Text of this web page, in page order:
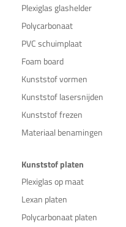
Plexiglas glashelder
Polycarbonaat
PVC schuimplaat
Foam board
Kunststof vormen
Kunststof lasersnijden
Kunststof frezen
Materiaal benamingen
Kunststof platen
Plexiglas op maat
Lexan platen
Polycarbonaat platen